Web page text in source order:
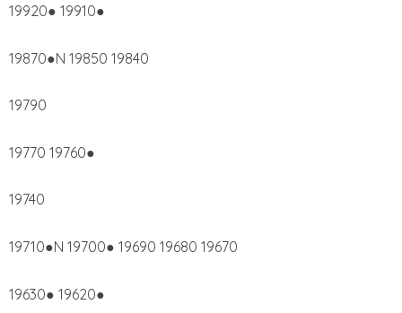
19920● 19910●
19870●N 19850 19840
19790
19770 19760●
19740
19710●N 19700● 19690 19680 19670
19630● 19620●